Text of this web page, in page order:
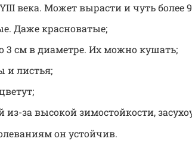
века. Может вырасти и чуть более
Даже красноватые;
см в диаметре. Их можно кушать;
и листья;
за высокой зимостойкости,
он устойчив.